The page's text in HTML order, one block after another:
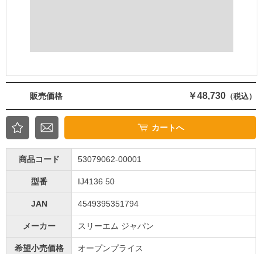
販売価格 ￥48,730 （税込）
カートへ
商品コード 53079062-00001
型番 IJ4136 50
JAN 4549395351794
メーカー スリーエム ジャパン
希望小売価格 オープンプライス